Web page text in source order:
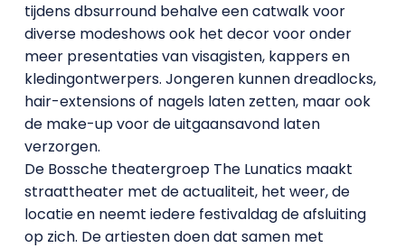
tijdens dbsurround behalve een catwalk voor
diverse modeshows ook het decor voor onder
meer presentaties van visagisten, kappers en
kledingontwerpers. Jongeren kunnen dreadlocks,
hair-extensions of nagels laten zetten, maar ook
de make-up voor de uitgaansavond laten
verzorgen.
De Bossche theatergroep The Lunatics maakt
straattheater met de actualiteit, het weer, de
locatie en neemt iedere festivaldag de afsluiting
op zich. De artiesten doen dat samen met